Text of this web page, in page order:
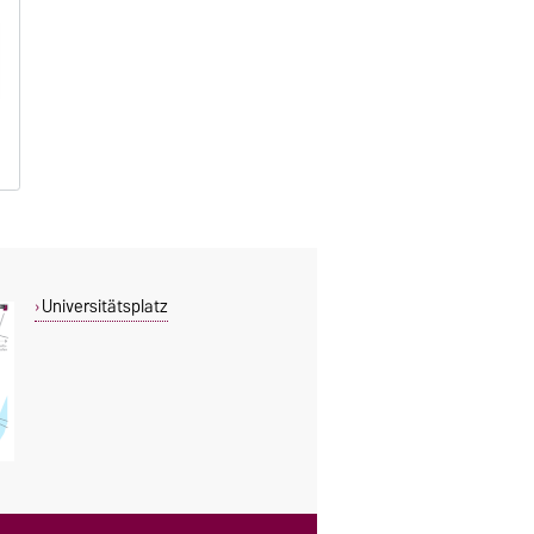
Universitätsplatz